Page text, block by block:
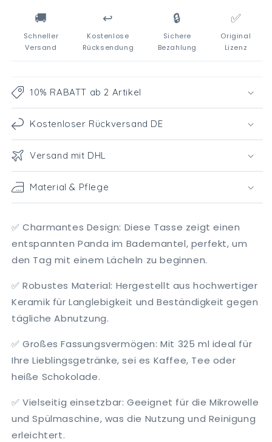
🚚
Schneller
Versand
↩️
Kostenlose
Rücksendung
🔒
Sichere
Bezahlung
✅
Original
Lizenz
10% RABATT ab 2 Artikel
Kostenloser Rückversand DE
Versand mit DHL
Material & Pflege
✅ Charmantes Design: Diese Tasse zeigt einen
entspannten Panda im Bademantel, perfekt, um
den Tag mit einem Lächeln zu beginnen.
✅ Robustes Material: Hergestellt aus hochwertiger
Keramik für Langlebigkeit und Beständigkeit gegen
tägliche Abnutzung.
✅ Großes Fassungsvermögen: Mit 325 ml ideal für
Ihre Lieblingsgetränke, sei es Kaffee, Tee oder
heiße Schokolade.
✅ Vielseitig einsetzbar: Geeignet für die Mikrowelle
und Spülmaschine, was die Nutzung und Reinigung
erleichtert.